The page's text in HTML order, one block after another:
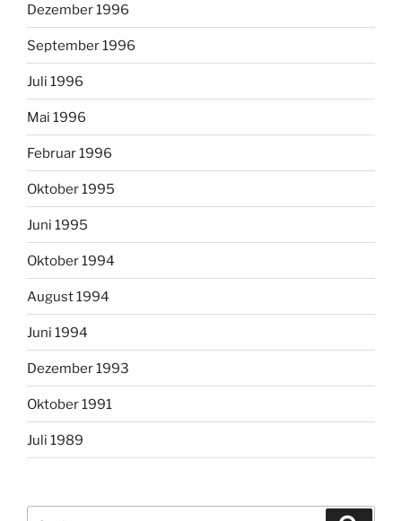
Dezember 1996
September 1996
Juli 1996
Mai 1996
Februar 1996
Oktober 1995
Juni 1995
Oktober 1994
August 1994
Juni 1994
Dezember 1993
Oktober 1991
Juli 1989